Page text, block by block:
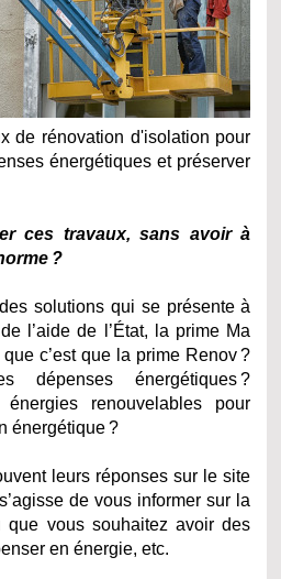
de rénovation d'isolation pour
énergétiques et préserver
ces travaux, sans avoir à
?
solutions qui se présente à
l’aide de l’État, la prime Ma
que c’est que la prime Renov ?
dépenses énergétiques ?
renouvelables pour
énergétique ?
leurs réponses sur le site
de vous informer sur la
que vous souhaitez avoir des
en énergie, etc.